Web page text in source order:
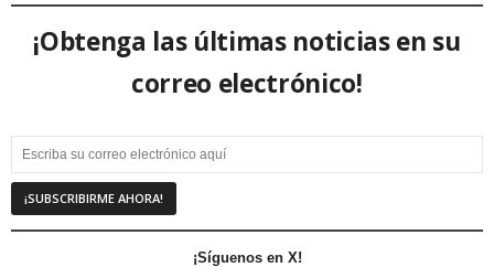
¡Obtenga las últimas noticias en su
correo electrónico!
¡Síguenos en X!